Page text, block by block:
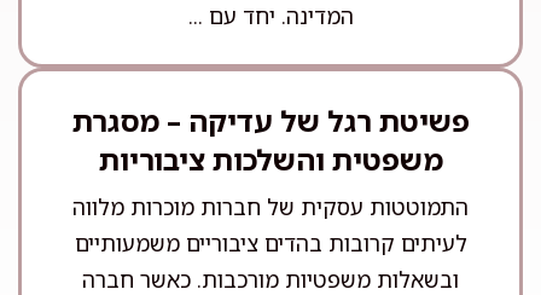
המדינה. יחד עם ...
פשיטת רגל של עדיקה – מסגרת
משפטית והשלכות ציבוריות
התמוטטות עסקית של חברות מוכרות מלווה
לעיתים קרובות בהדים ציבוריים משמעותיים
ובשאלות משפטיות מורכבות. כאשר חברה